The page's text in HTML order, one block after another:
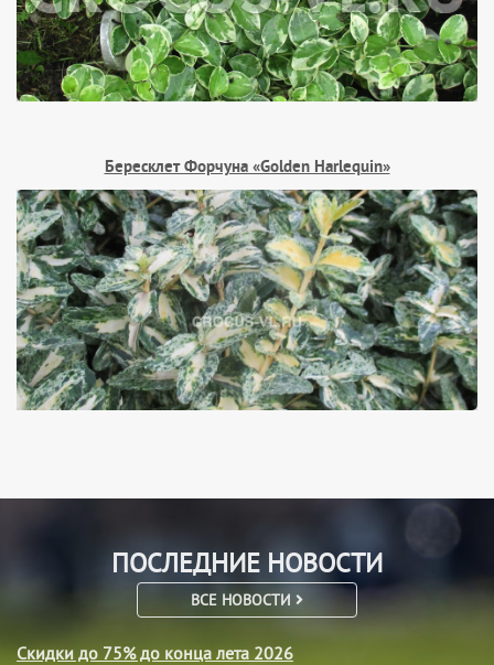
Бересклет Форчуна «Golden Harlequin»
ПОСЛЕДНИЕ НОВОСТИ
ВСЕ НОВОСТИ
Скидки до 75% до конца лета 2026